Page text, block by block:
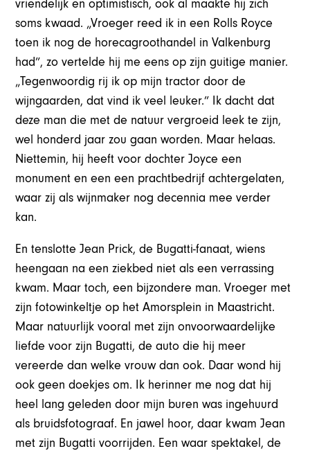
vriendelijk en optimistisch, ook al maakte hij zich
soms kwaad. „Vroeger reed ik in een Rolls Royce
toen ik nog de horecagroothandel in Valkenburg
had”, zo vertelde hij me eens op zijn guitige manier.
„Tegenwoordig rij ik op mijn tractor door de
wijngaarden, dat vind ik veel leuker.” Ik dacht dat
deze man die met de natuur vergroeid leek te zijn,
wel honderd jaar zou gaan worden. Maar helaas.
Niettemin, hij heeft voor dochter Joyce een
monument en een een prachtbedrijf achtergelaten,
waar zij als wijnmaker nog decennia mee verder
kan.
En tenslotte Jean Prick, de Bugatti-fanaat, wiens
heengaan na een ziekbed niet als een verrassing
kwam. Maar toch, een bijzondere man. Vroeger met
zijn fotowinkeltje op het Amorsplein in Maastricht.
Maar natuurlijk vooral met zijn onvoorwaardelijke
liefde voor zijn Bugatti, de auto die hij meer
vereerde dan welke vrouw dan ook. Daar wond hij
ook geen doekjes om. Ik herinner me nog dat hij
heel lang geleden door mijn buren was ingehuurd
als bruidsfotograaf. En jawel hoor, daar kwam Jean
met zijn Bugatti voorrijden. Een waar spektakel, de